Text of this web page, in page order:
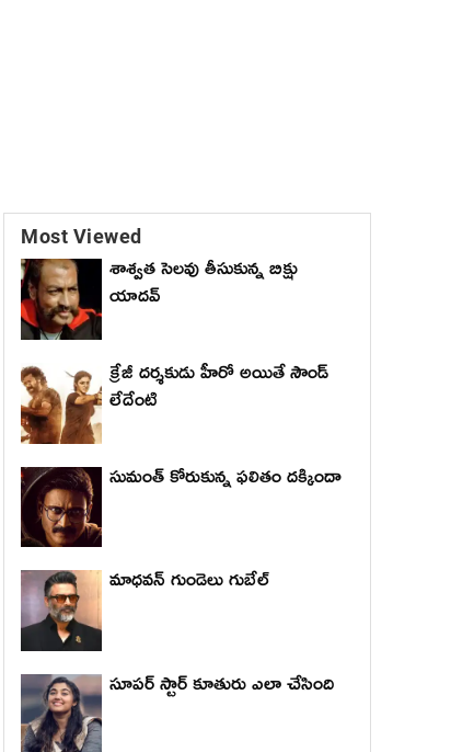
Most Viewed
శాశ్వత సెలవు తీసుకున్న బిక్షు
యాదవ్
క్రేజీ దర్శకుడు హీరో అయితే సౌండ్
లేదేంటి
సుమంత్ కోరుకున్న ఫలితం దక్కిందా
మాధ‌వ‌న్ గుండెలు గుబేల్‌
సూపర్ స్టార్ కూతురు ఎలా చేసింది